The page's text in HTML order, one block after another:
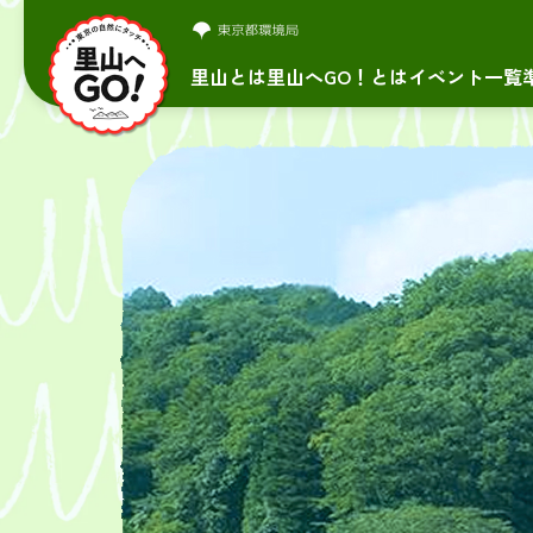
里山とは里山へGO！とはイベント一覧